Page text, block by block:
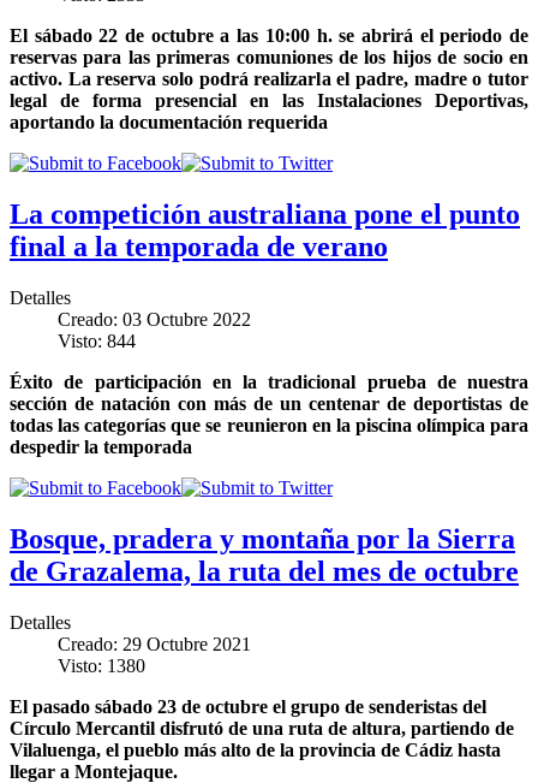
El sábado 22 de octubre a las 10:00 h. se abrirá el periodo de
reservas para las primeras comuniones de los hijos de socio en
activo. La reserva solo podrá realizarla el padre, madre o tutor
legal de forma presencial en las Instalaciones Deportivas,
aportando la documentación requerida
La competición australiana pone el punto
final a la temporada de verano
Detalles
Creado: 03 Octubre 2022
Visto: 844
Éxito de participación en la tradicional prueba de nuestra
sección de natación con más de un centenar de deportistas de
todas las categorías que se reunieron en la piscina olímpica para
despedir la temporada
Bosque, pradera y montaña por la Sierra
de Grazalema, la ruta del mes de octubre
Detalles
Creado: 29 Octubre 2021
Visto: 1380
El pasado sábado 23 de octubre el grupo de senderistas del
Círculo Mercantil disfrutó de una ruta de altura, partiendo de
Vilaluenga, el pueblo más alto de la provincia de Cádiz hasta
llegar a Montejaque.